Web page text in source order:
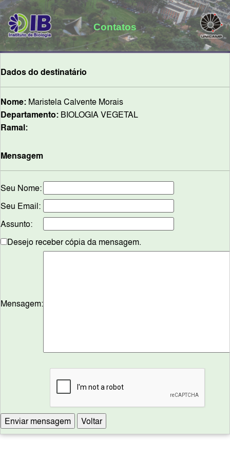
Contatos
Dados do destinatário
Nome: Maristela Calvente Morais
Departamento: BIOLOGIA VEGETAL
Ramal:
Mensagem
Seu Nome:
Seu Email:
Assunto:
Desejo receber cópia da mensagem.
Mensagem: